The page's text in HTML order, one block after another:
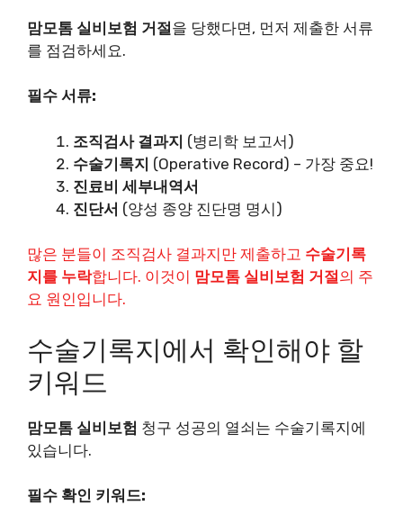
맘모톰 실비보험 거절을 당했다면, 먼저 제출한 서류
를 점검하세요.
필수 서류:
조직검사 결과지 (병리학 보고서)
수술기록지 (Operative Record) – 가장 중요!
진료비 세부내역서
진단서 (양성 종양 진단명 명시)
많은 분들이 조직검사 결과지만 제출하고 수술기록
지를 누락합니다. 이것이 맘모톰 실비보험 거절의 주
요 원인입니다.
수술기록지에서 확인해야 할
키워드
맘모톰 실비보험 청구 성공의 열쇠는 수술기록지에
있습니다.
필수 확인 키워드: